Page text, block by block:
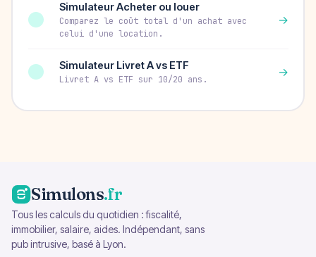
Simulateur Acheter ou louer
Comparez le coût total d'un achat avec
celui d'une location.
→
Simulateur Livret A vs ETF
Livret A vs ETF sur 10/20 ans.
→
Simulons.fr
Tous les calculs du quotidien : fiscalité,
immobilier, salaire, aides. Indépendant, sans
pub intrusive, basé à Lyon.